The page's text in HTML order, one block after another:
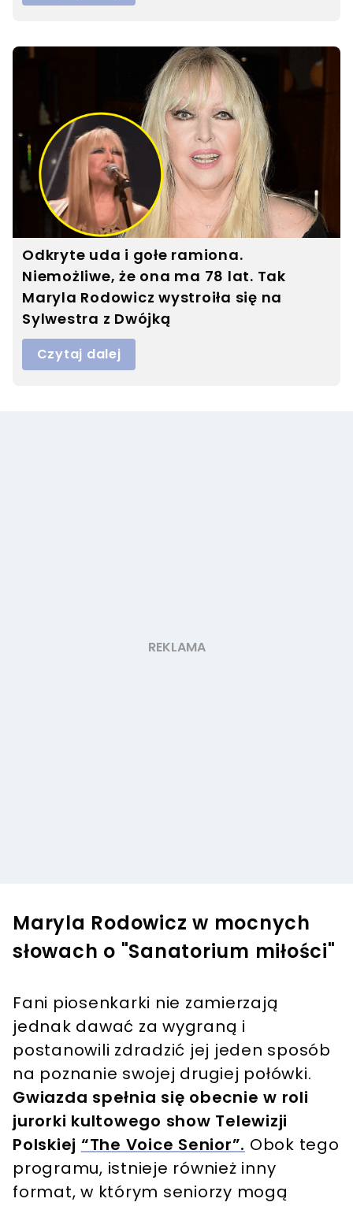
Odkryte uda i gołe ramiona.
Niemożliwe, że ona ma 78 lat. Tak
Maryla Rodowicz wystroiła się na
Sylwestra z Dwójką
Czytaj dalej
Maryla Rodowicz w mocnych
słowach o "Sanatorium miłości"
Fani piosenkarki nie zamierzają
jednak dawać za wygraną i
postanowili zdradzić jej jeden sposób
na poznanie swojej drugiej połówki.
Gwiazda spełnia się obecnie w roli
jurorki kultowego show Telewizji
Polskiej “The Voice Senior”. Obok tego
programu, istnieje również inny
format, w którym seniorzy mogą